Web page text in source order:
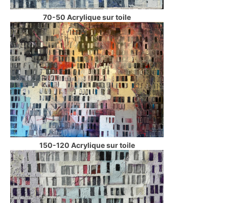
70-50 Acrylique sur toile
150-120 Acrylique sur toile